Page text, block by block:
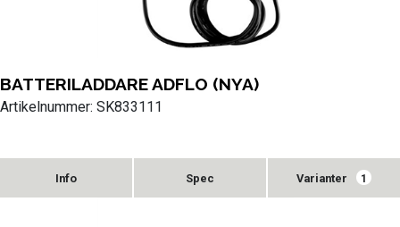
BATTERILADDARE ADFLO (NYA)
Artikelnummer: SK833111
Varianter 1